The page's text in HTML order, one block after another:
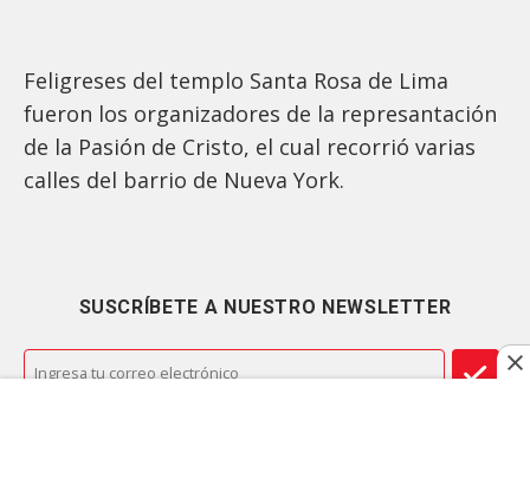
Feligreses del templo Santa Rosa de Lima
fueron los organizadores de la represantación
de la Pasión de Cristo, el cual recorrió varias
calles del barrio de Nueva York.
SUSCRÍBETE A NUESTRO NEWSLETTER